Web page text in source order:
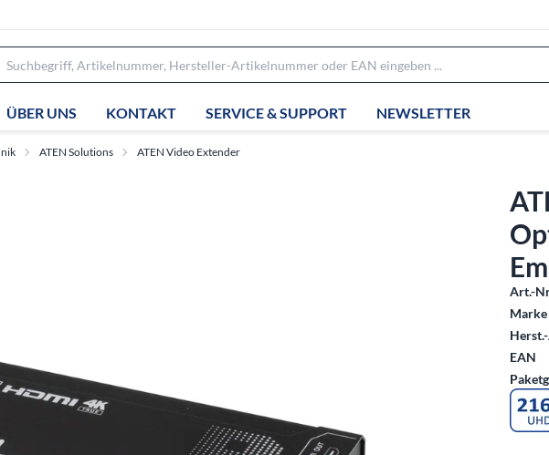
ÜBER UNS KONTAKT SERVICE & SUPPORT NEWSLETTER
ATEN Solutions ATEN Video Extender
Art.-
EAN